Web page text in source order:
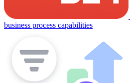
business process capabilities